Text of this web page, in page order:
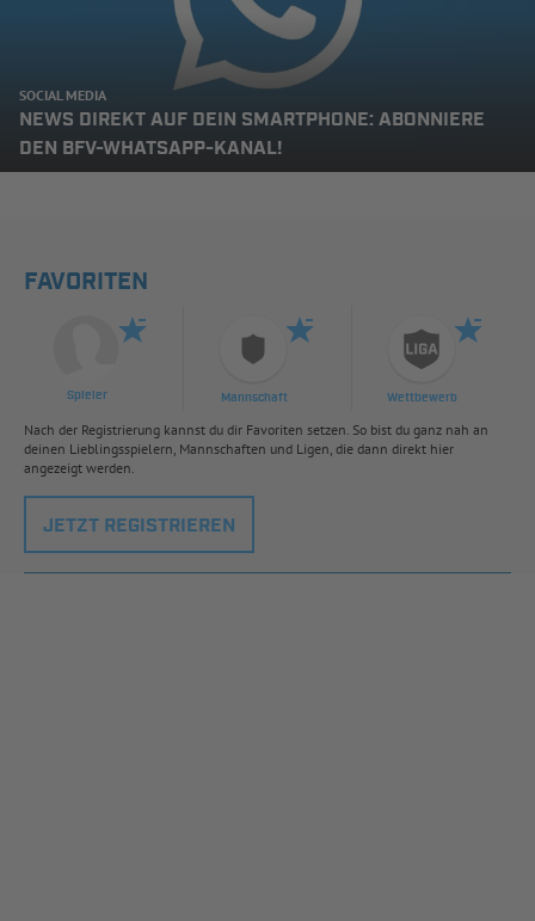
SOCIAL MEDIA
NEWS DIREKT AUF DEIN SMARTPHONE: ABONNIERE
DEN BFV-WHATSAPP-KANAL!
FAVORITEN
Spieler Mannschaft Wettbewerb
Nach der Registrierung kannst du dir Favoriten setzen. So bist du ganz nah an
deinen Lieblingsspielern, Mannschaften und Ligen, die dann direkt hier
angezeigt werden.
JETZT REGISTRIEREN